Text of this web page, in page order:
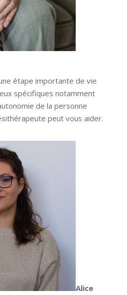
étape importante de vie
spécifiques notamment
de la personne
peut vous aider.
Alice